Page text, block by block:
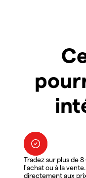
Tradez sur plus de
l'achat ou à la
directement aux